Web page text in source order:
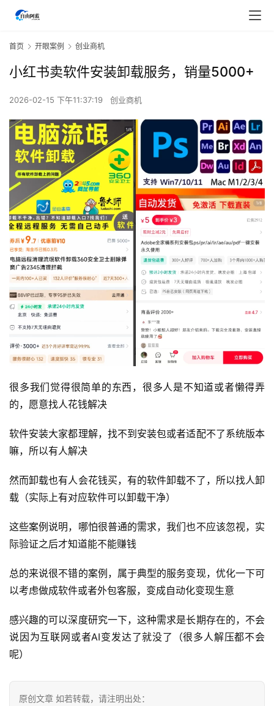
首
页
业
快
讯
开
案
例
坑
指
首页 开眼案例 创业商机
小红书卖软件安装卸载服务，销量5000+
2026-02-15 下午11:37:19 创业商机
很多我们觉得很简单的东西，很多人是不知道或者懒得弄
的，愿意找人花钱解决
软件安装大家都理解，找不到安装包或者适配不了系统版本
嘛，所以有人解决
然而卸载也有人会花钱买，有的软件卸载不了，所以找人卸
载（实际上有对应软件可以卸载干净）
这些案例说明，哪怕很普通的需求，我们也不应该忽视，实
际验证之后才知道能不能赚钱
总的来说很不错的案例，属于典型的服务变现，优化一下可
以考虑做成软件或者外包客服，变成自动化变现生意
感兴趣的可以深度研究一下，这种需求是长期存在的，不会
说因为互联网或者AI变发达了就没了（很多人解压都不会
呢）
原创文章 如若转载，请注明出处：